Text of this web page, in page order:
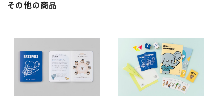
その他の商品